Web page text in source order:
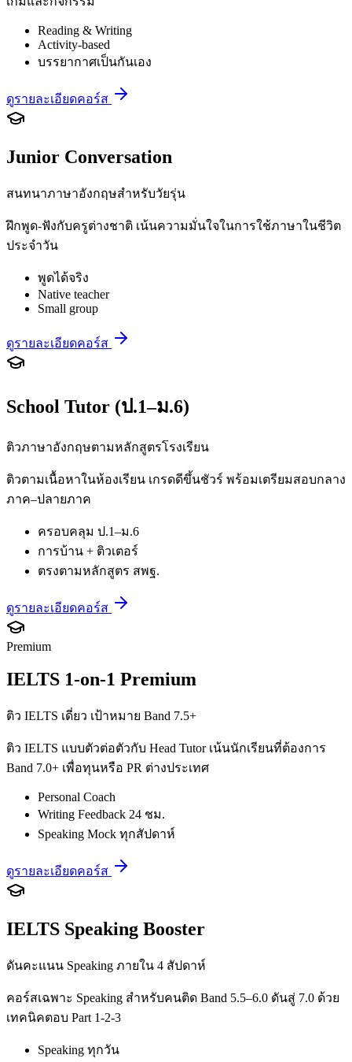
Reading & Writing
Activity-based
บรรยากาศเป็นกันเอง
ดูรายละเอียดคอร์ส
Junior Conversation
สนทนาภาษาอังกฤษสำหรับวัยรุ่น
ฝึกพูด-ฟังกับครูต่างชาติ เน้นความมั่นใจในการใช้ภาษาในชีวิต
ประจำวัน
พูดได้จริง
Native teacher
Small group
ดูรายละเอียดคอร์ส
School Tutor (ป.1–ม.6)
ติวภาษาอังกฤษตามหลักสูตรโรงเรียน
ติวตามเนื้อหาในห้องเรียน เกรดดีขึ้นชัวร์ พร้อมเตรียมสอบกลาง
ภาค–ปลายภาค
ครอบคลุม ป.1–ม.6
การบ้าน + ติวเตอร์
ตรงตามหลักสูตร สพฐ.
ดูรายละเอียดคอร์ส
Premium
IELTS 1-on-1 Premium
ติว IELTS เดี่ยว เป้าหมาย Band 7.5+
ติว IELTS แบบตัวต่อตัวกับ Head Tutor เน้นนักเรียนที่ต้องการ
Band 7.0+ เพื่อทุนหรือ PR ต่างประเทศ
Personal Coach
Writing Feedback 24 ชม.
Speaking Mock ทุกสัปดาห์
ดูรายละเอียดคอร์ส
IELTS Speaking Booster
ดันคะแนน Speaking ภายใน 4 สัปดาห์
คอร์สเฉพาะ Speaking สำหรับคนติด Band 5.5–6.0 ดันสู่ 7.0 ด้วย
เทคนิคตอบ Part 1-2-3
Speaking ทุกวัน